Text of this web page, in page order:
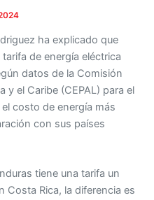
ha explicado que
de energía eléctrica
datos de la Comisión
y el Caribe (CEPAL) para el
costo de energía más
con sus países
tiene una tarifa un
Costa Rica, la diferencia es